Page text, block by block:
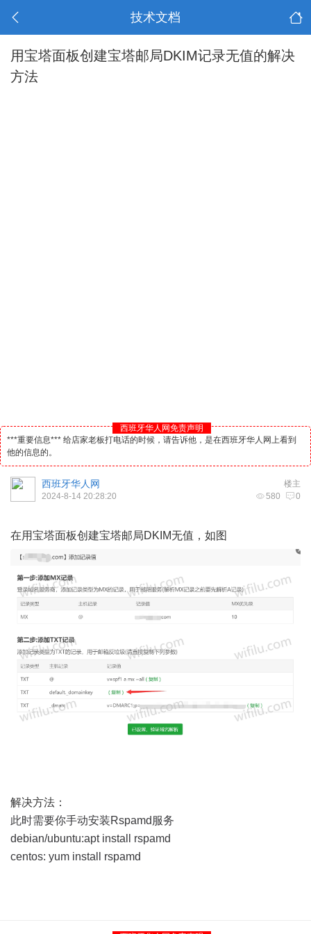
技术文档
用宝塔面板创建宝塔邮局DKIM记录无值的解决
方法
西班牙华人网免责声明
***重要信息*** 给店家老板打电话的时候，请告诉他，是在西班牙华人网上看到
他的信息的。
楼主
西班牙华人网
580 0
2024-8-14 20:28:20
在用宝塔面板创建宝塔邮局DKIM无值，如图
解决方法：
此时需要你手动安装Rspamd服务
debian/ubuntu:apt install rspamd
centos: yum install rspamd